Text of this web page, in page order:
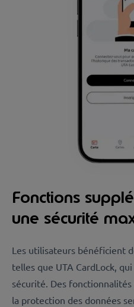
Fonctions
une sécurité
Les utilisateurs bénéficient
telles que UTA CardLock,
sécurité. Des
la protection des données